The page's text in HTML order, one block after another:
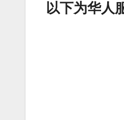
以下为华人